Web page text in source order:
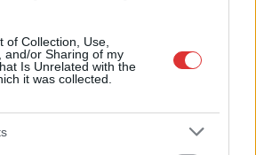
of Collection, Use,
and/or Sharing of my
Is Unrelated with the
it was collected.
agrár- és
élelmiszeripari vállalat,
idén októberben
önkéntesprogramot